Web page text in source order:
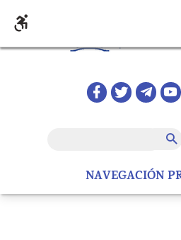
NAVEGACIÓN
Redes sociales